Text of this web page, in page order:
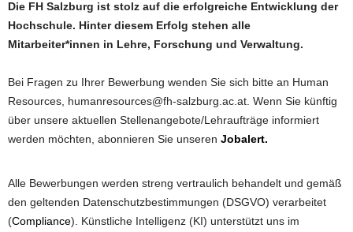
Die FH Salzburg ist stolz auf die erfolgreiche Entwicklung der
Hochschule. Hinter diesem Erfolg stehen alle
Mitarbeiter*innen in Lehre, Forschung und Verwaltung.
Bei Fragen zu Ihrer Bewerbung wenden Sie sich bitte an Human
Resources, humanresources@fh-salzburg.ac.at. Wenn Sie künftig
über unsere aktuellen Stellenangebote/Lehraufträge informiert
werden möchten, abonnieren Sie unseren Jobalert.
Alle Bewerbungen werden streng vertraulich behandelt und gemäß
den geltenden Datenschutzbestimmungen (DSGVO) verarbeitet
(Compliance). Künstliche Intelligenz (KI) unterstützt uns im